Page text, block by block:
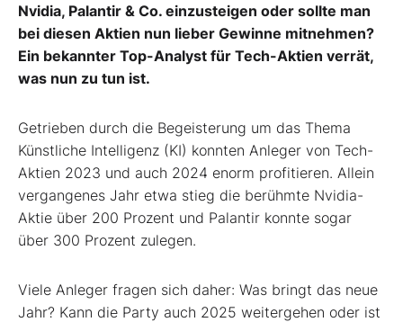
Nvidia, Palantir & Co. einzusteigen oder sollte man
bei diesen Aktien nun lieber Gewinne mitnehmen?
Ein bekannter Top-Analyst für Tech-Aktien verrät,
was nun zu tun ist.
Getrieben durch die Begeisterung um das Thema
Künstliche Intelligenz (KI) konnten Anleger von Tech-
Aktien 2023 und auch 2024 enorm profitieren. Allein
vergangenes Jahr etwa stieg die berühmte Nvidia-
Aktie über 200 Prozent und Palantir konnte sogar
über 300 Prozent zulegen.
Viele Anleger fragen sich daher: Was bringt das neue
Jahr? Kann die Party auch 2025 weitergehen oder ist